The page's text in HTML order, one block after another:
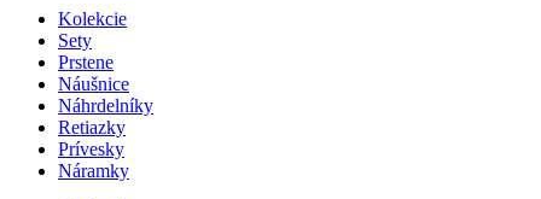
Kolekcie
Sety
Prstene
Náušnice
Náhrdelníky
Retiazky
Prívesky
Náramky